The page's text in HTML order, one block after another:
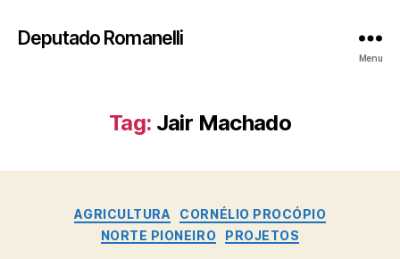
Deputado Romanelli
Menu
Tag: Jair Machado
Categorias
AGRICULTURA
CORNÉLIO PROCÓPIO
NORTE PIONEIRO
PROJETOS